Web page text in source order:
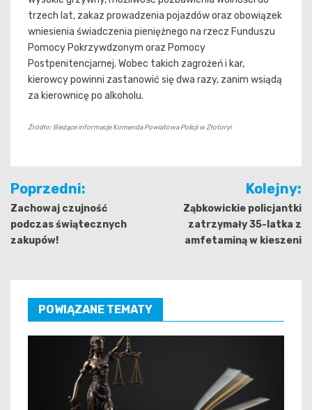
trzech lat, zakaz prowadzenia pojazdów oraz obowiązek
wniesienia świadczenia pieniężnego na rzecz Funduszu
Pomocy Pokrzywdzonym oraz Pomocy
Postpenitencjarnej. Wobec takich zagrożeń i kar,
kierowcy powinni zastanowić się dwa razy, zanim wsiądą
za kierownicę po alkoholu.
Źródło: Bieżące informacje Komenda Powiatowa Policji w Złotoryi
Nawigacja
wpisu
Poprzedni:
Zachowaj czujność
podczas świątecznych
zakupów!
Kolejny:
Ząbkowickie policjantki
zatrzymały 35-latka z
amfetaminą w kieszeni
POWIĄZANE TEMATY